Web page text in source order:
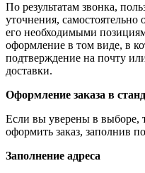
По результатам звонка,
уточнения, самостоятельно
его необходимыми
оформление в том виде, в
подтверждение на почту
доставки.
Оформление заказа в
Если вы уверены в выборе,
оформить заказ, заполнив
Заполнение адреса